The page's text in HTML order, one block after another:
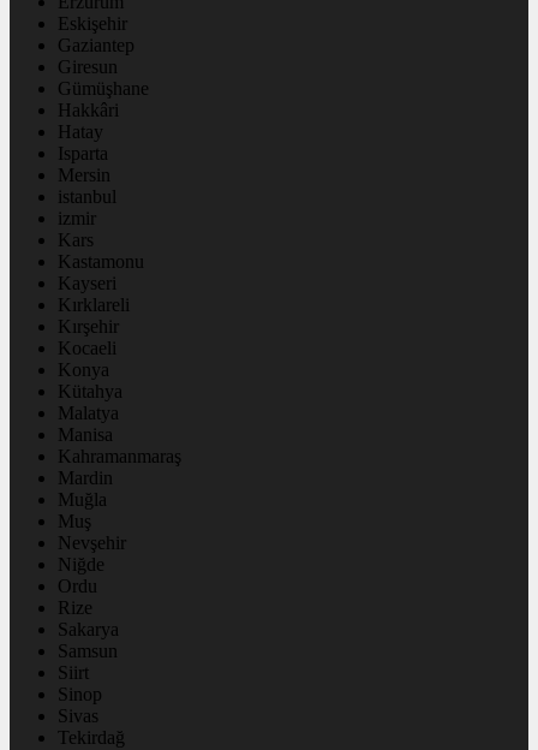
Eskişehir
Gaziantep
Giresun
Gümüşhane
Hakkâri
Hatay
Isparta
Mersin
istanbul
izmir
Kars
Kastamonu
Kayseri
Kırklareli
Kırşehir
Kocaeli
Konya
Kütahya
Malatya
Manisa
Kahramanmaraş
Mardin
Muğla
Muş
Nevşehir
Niğde
Ordu
Rize
Sakarya
Samsun
Siirt
Sinop
Sivas
Tekirdağ